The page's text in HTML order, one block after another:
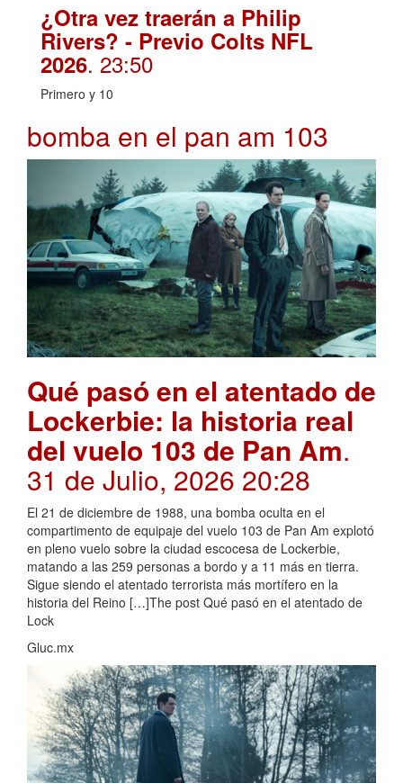
¿Otra vez traerán a Philip
Rivers? - Previo Colts NFL
2026. 23:50
Primero y 10
bomba en el pan am 103
Qué pasó en el atentado de
Lockerbie: la historia real
del vuelo 103 de Pan Am.
31 de Julio, 2026 20:28
El 21 de diciembre de 1988, una bomba oculta en el
compartimento de equipaje del vuelo 103 de Pan Am explotó
en pleno vuelo sobre la ciudad escocesa de Lockerbie,
matando a las 259 personas a bordo y a 11 más en tierra.
Sigue siendo el atentado terrorista más mortífero en la
historia del Reino […]The post Qué pasó en el atentado de
Lock
Gluc.mx